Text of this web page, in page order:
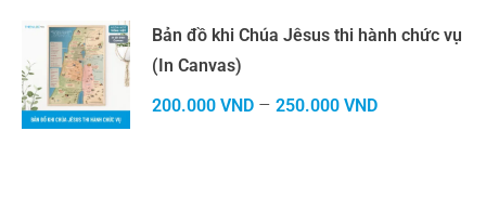
Bản đồ khi Chúa Jêsus thi hành chức vụ
(In Canvas)
200.000 VND – 250.000 VND